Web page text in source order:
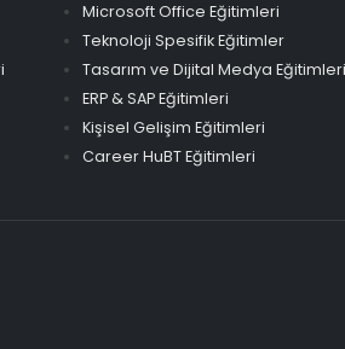
Microsoft Office Eğitimleri
Teknoloji Spesifik Eğitimler
Tasarım ve Dijital Medya Eğitimleri
ERP & SAP Eğitimleri
Kişisel Gelişim Eğitimleri
Career HuBT Eğitimleri